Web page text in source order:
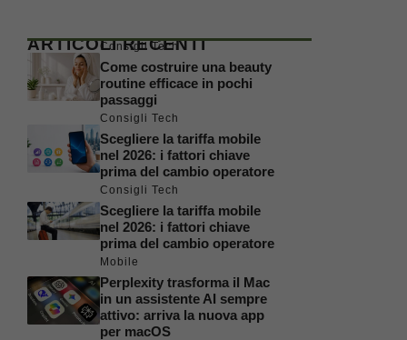
ARTICOLI RECENTI
Consigli Tech
Come costruire una beauty
routine efficace in pochi
passaggi
Consigli Tech
Scegliere la tariffa mobile
nel 2026: i fattori chiave
prima del cambio operatore
Consigli Tech
Scegliere la tariffa mobile
nel 2026: i fattori chiave
prima del cambio operatore
Mobile
Perplexity trasforma il Mac
in un assistente AI sempre
attivo: arriva la nuova app
per macOS